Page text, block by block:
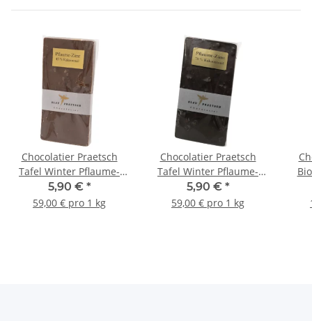
Chocolatier Praetsch
Tafel Winter Pflaume-
Zimt Vollmilch á 100 g
5,90 € *
59,00 € pro 1 kg
Chocolatier Praetsch
Tafel Winter Pflaume-
Zimt Zartbitter á 100 g
5,90 € *
59,00 € pro 1 kg